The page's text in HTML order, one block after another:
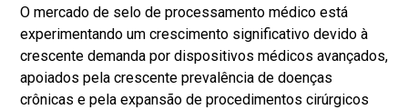
O mercado de selo de processamento médico está
experimentando um crescimento significativo devido à
crescente demanda por dispositivos médicos avançados,
apoiados pela crescente prevalência de doenças
crônicas e pela expansão de procedimentos cirúrgicos